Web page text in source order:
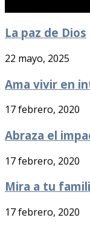
La paz de Dios
22 mayo, 2025
Ama vivir en
17 febrero, 2020
Abraza el
17 febrero, 2020
Mira a tu
17 febrero, 2020